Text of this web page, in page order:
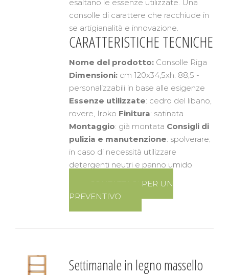
esaltano le essenze utilizzate. Una
consolle di carattere che racchiude in
se artigianalità e innovazione.
CARATTERISTICHE TECNICHE
Nome del prodotto:Consolle Riga
Dimensioni:cm 120x34,5xh. 88,5 -
personalizzabili in base alle esigenze
Essenze utilizzate: cedro del libano,
rovere, Iroko Finitura: satinata
Montaggio: già montata Consigli di
pulizia e manutenzione: spolverare;
in caso di necessità utilizzare
detergenti neutri e panno umido
CONTATTACI PER UN
PREVENTIVO
Settimanale in legno massello